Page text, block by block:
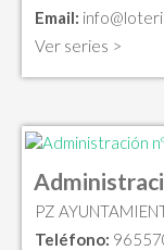
Email:
Ver series >
PZ
Teléfono: